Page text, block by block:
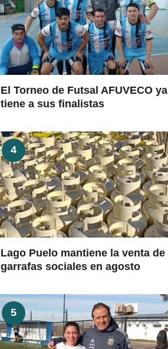
El Torneo de Futsal AFUVECO ya
tiene a sus finalistas
4
Lago Puelo mantiene la venta de
garrafas sociales en agosto
5